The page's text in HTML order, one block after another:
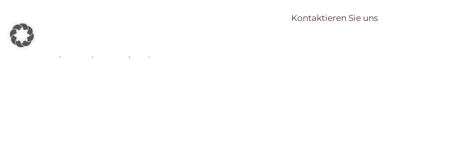
Kontaktieren Sie uns
Nehmen Sie Kontakt mit uns auf!